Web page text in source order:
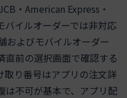
・American Express・
イルオーダーでは非対応
およびモバイルオーダー
直前の選択画面で確認する
取り番号はアプリの注文詳
は不可が基本で、アプリ配